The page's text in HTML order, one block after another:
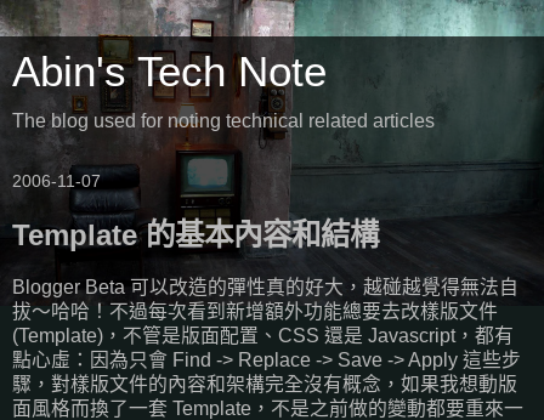
Abin's Tech Note
The blog used for noting technical related articles
2006-11-07
Template 的基本內容和結構
Blogger Beta 可以改造的彈性真的好大，越碰越覺得無法自
拔～哈哈！不過每次看到新增額外功能總要去改樣版文件
(Template)，不管是版面配置、CSS 還是 Javascript，都有
點心虛：因為只會 Find -> Replace -> Save -> Apply 這些步
驟，對樣版文件的內容和架構完全沒有概念，如果我想動版
面風格而換了一套 Template，不是之前做的變動都要重來一